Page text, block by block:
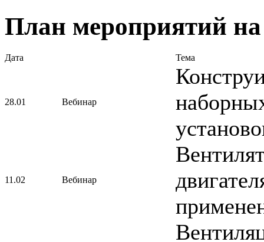
План мероприятий на
Дата Тема
28.01 Вебинар
11.02 Вебинар